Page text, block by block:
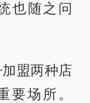
也随之问
盟两种店
要场所。